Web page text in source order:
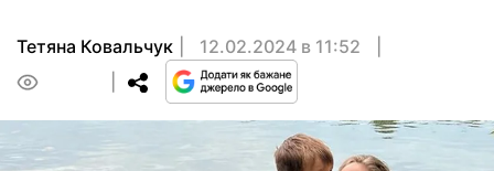
Тетяна Ковальчук
12.02.2024 в 11:52